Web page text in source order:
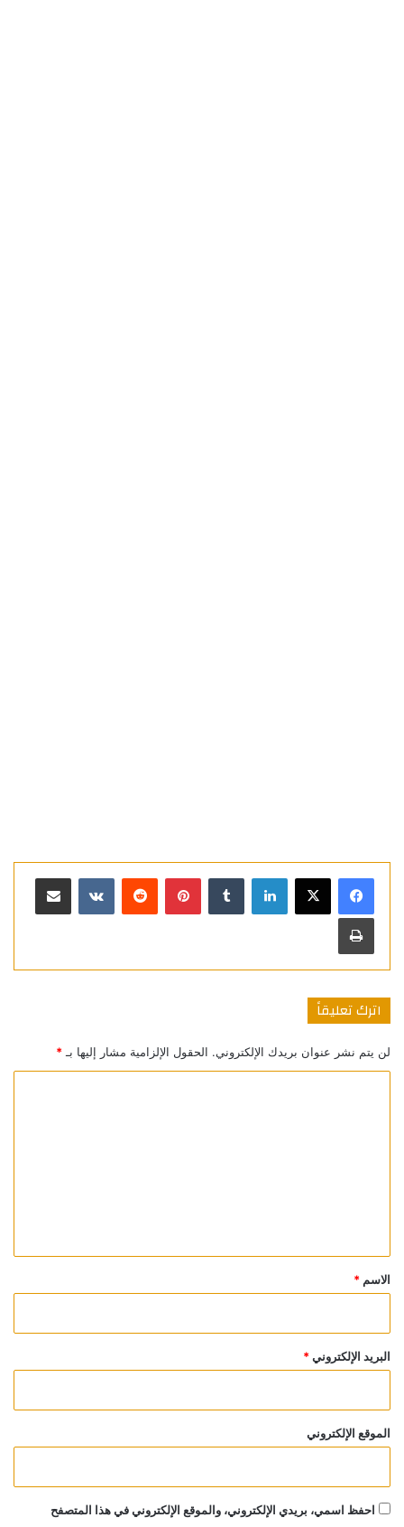
لينكدإن بينتيريست مشاركة عبر البريد
طباعة
اترك تعليقاً
لن يتم نشر عنوان بريدك الإلكتروني. الحقول الإلزامية مشار إليها بـ *
*
الاسم *
البريد الإلكتروني*
الموقع الإلكتروني
احفظ اسمي، بريدي الإلكتروني، والموقع الإلكتروني في هذا المتصفح